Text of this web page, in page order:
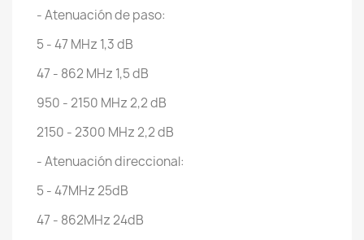
- Atenuación de paso:
5 - 47 MHz 1,3 dB
47 - 862 MHz 1,5 dB
950 - 2150 MHz 2,2 dB
2150 - 2300 MHz 2,2 dB
- Atenuación direccional:
5 - 47MHz 25dB
47 - 862MHz 24dB